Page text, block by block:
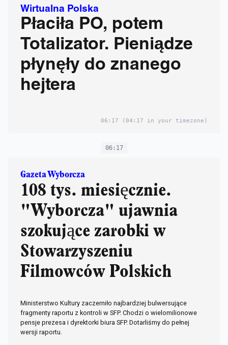
Wirtualna Polska
Płaciła PO, potem
Totalizator. Pieniądze
płynęły do znanego
hejtera
06:17 (04:17 in your timezone)
06:17
Gazeta Wyborcza
108 tys. miesięcznie.
"Wyborcza" ujawnia
szokujące zarobki w
Stowarzyszeniu
Filmowców Polskich
Ministerstwo Kultury zaczerniło najbardziej bulwersujące
fragmenty raportu z kontroli w SFP. Chodzi o wielomilionowe
pensje prezesa i dyrektorki biura SFP. Dotarliśmy do pełnej
wersji raportu.